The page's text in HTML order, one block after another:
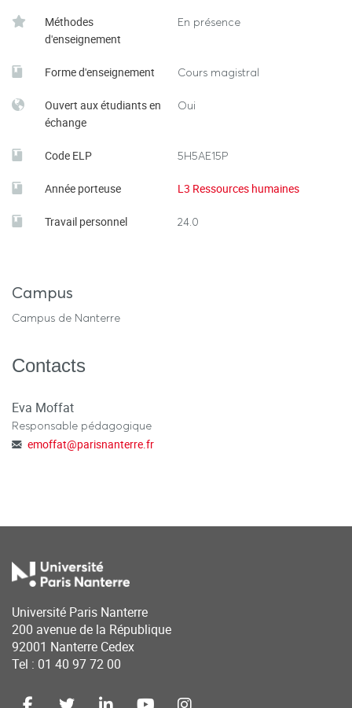
- Agir-magazine
- RH Info
- MyRHline
- Maddyness
- ANDRH
Méthodes
d'enseignement
En présence
Forme d'enseignement Cours magistral
Ouvert aux étudiants en
échange
Oui
Code ELP 5H5AE15P
Année porteuse L3 Ressources humaines
Travail personnel 24.0
Campus
Campus de Nanterre
Contacts
Eva Moffat
Responsable pédagogique
emoffat@parisnanterre.fr
Université Paris Nanterre
200 avenue de la République
92001 Nanterre Cedex
Tel : 01 40 97 72 00